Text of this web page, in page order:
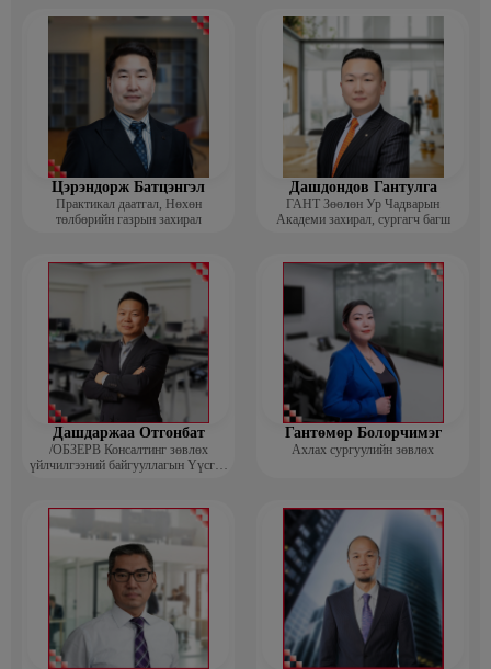
Цэрэндорж Батцэнгэл
Практикал даатгал, Нөхөн
төлбөрийн газрын захирал
Дашдондов Гантулга
ГАНТ Зөөлөн Ур Чадварын
Академи захирал, сургагч багш
Дашдаржаа Отгонбат
/ОБЗЕРВ Консалтинг зөвлөх
үйлчилгээний байгууллагын Үүсгэн
Гантөмөр Болорчимэг
Ахлах сургуулийн зөвлөх